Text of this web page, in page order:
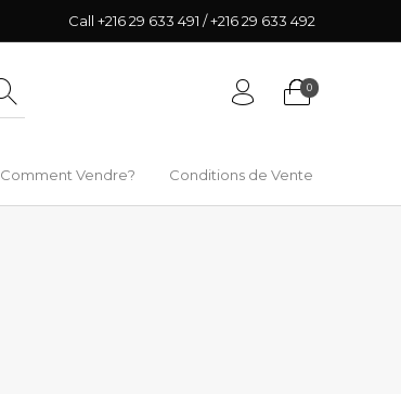
Call +216 29 633 491 / +216 29 633 492
0
Comment Vendre? Conditions de Vente